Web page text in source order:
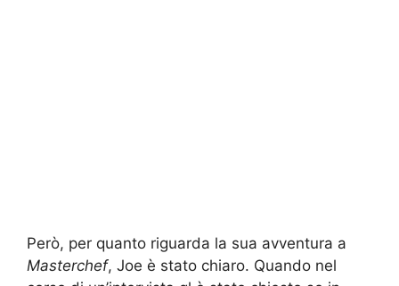
Però, per quanto riguarda la sua avventura a
Masterchef, Joe è stato chiaro. Quando nel